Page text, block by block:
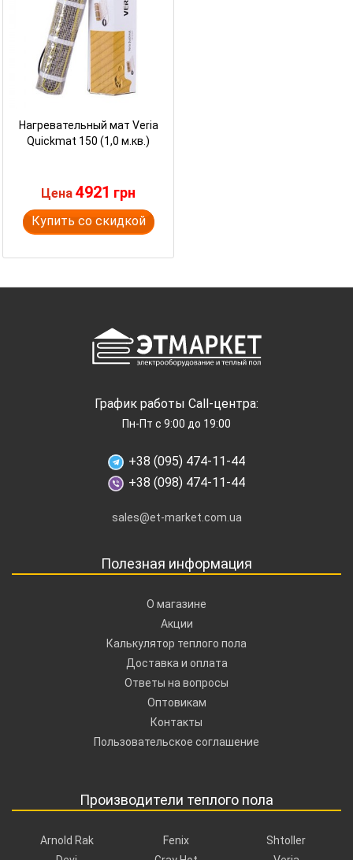
Нагревательный мат Veria
Quickmat 150 (1,0 м.кв.)
Цена 4921 грн
Купить со скидкой
График работы Call-центра:
Пн-Пт с 9:00 до 19:00
+38 (095) 474-11-44
+38 (098) 474-11-44
sales@et-market.com.ua
Полезная информация
О магазине
Акции
Калькулятор теплого пола
Доставка и оплата
Ответы на вопросы
Оптовикам
Контакты
Пользовательское соглашение
Производители теплого пола
Arnold Rak
Fenix
Shtoller